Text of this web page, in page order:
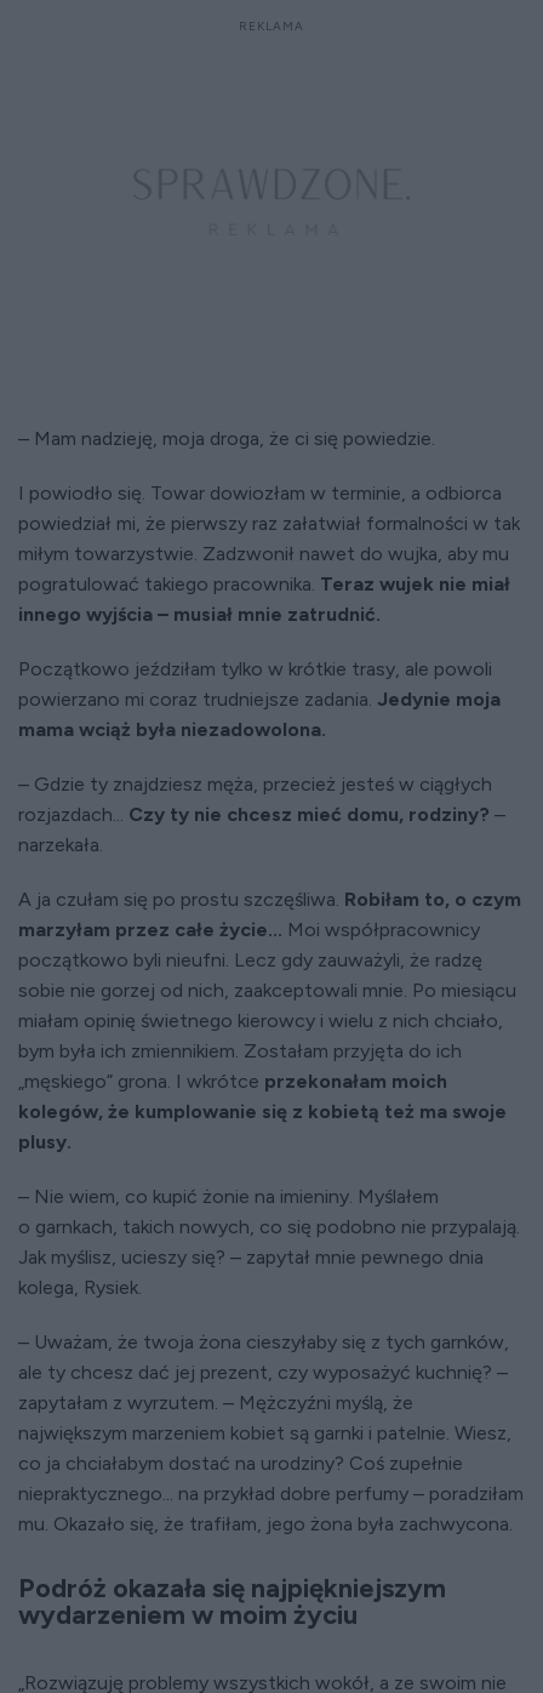
– Mam nadzieję, moja droga, że ci się powiedzie.
I powiodło się. Towar dowiozłam w terminie, a odbiorca
powiedział mi, że pierwszy raz załatwiał formalności w tak
miłym towarzystwie. Zadzwonił nawet do wujka, aby mu
pogratulować takiego pracownika. Teraz wujek nie miał
innego wyjścia – musiał mnie zatrudnić.
Początkowo jeździłam tylko w krótkie trasy, ale powoli
powierzano mi coraz trudniejsze zadania. Jedynie moja
mama wciąż była niezadowolona.
– Gdzie ty znajdziesz męża, przecież jesteś w ciągłych
rozjazdach... Czy ty nie chcesz mieć domu, rodziny? –
narzekała.
A ja czułam się po prostu szczęśliwa. Robiłam to, o czym
marzyłam przez całe życie... Moi współpracownicy
początkowo byli nieufni. Lecz gdy zauważyli, że radzę
sobie nie gorzej od nich, zaakceptowali mnie. Po miesiącu
miałam opinię świetnego kierowcy i wielu z nich chciało,
bym była ich zmiennikiem. Zostałam przyjęta do ich
„męskiego” grona. I wkrótce przekonałam moich
kolegów, że kumplowanie się z kobietą też ma swoje
plusy.
– Nie wiem, co kupić żonie na imieniny. Myślałem
o garnkach, takich nowych, co się podobno nie przypalają.
Jak myślisz, ucieszy się? – zapytał mnie pewnego dnia
kolega, Rysiek.
– Uważam, że twoja żona cieszyłaby się z tych garnków,
ale ty chcesz dać jej prezent, czy wyposażyć kuchnię? –
zapytałam z wyrzutem. – Mężczyźni myślą, że
największym marzeniem kobiet są garnki i patelnie. Wiesz,
co ja chciałabym dostać na urodziny? Coś zupełnie
niepraktycznego... na przykład dobre perfumy – poradziłam
mu. Okazało się, że trafiłam, jego żona była zachwycona.
Podróż okazała się najpiękniejszym
wydarzeniem w moim życiu
„Rozwiązuję problemy wszystkich wokół, a ze swoim nie